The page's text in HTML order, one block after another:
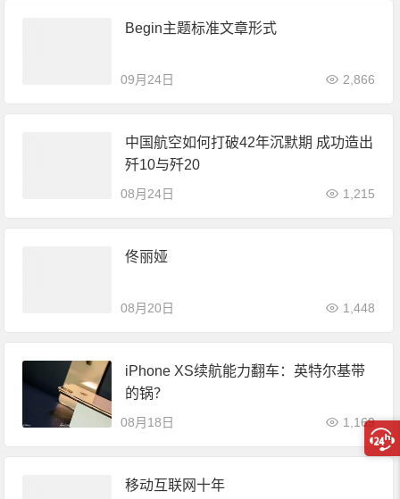
Begin主题标准文章形式
09月24日 2,866
中国航空如何打破42年沉默期 成功造出
歼10与歼20
08月24日 1,215
佟丽娅
08月20日 1,448
iPhone XS续航能力翻车：英特尔基带
的锅？
08月18日 1,169
移动互联网十年